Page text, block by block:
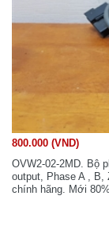
800.000 (VND)
OVW2-02-2MD. Bộ
output, Phase A , B,
chính hãng. Mới 80%.